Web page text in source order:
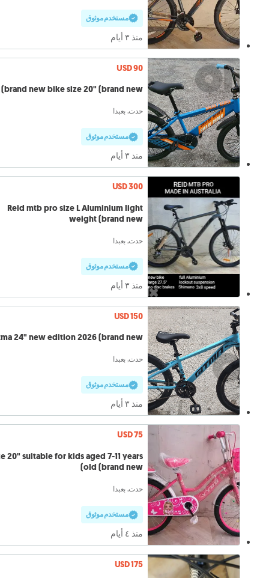
مستخدم موثوق
منذ ٣ أيام
USD 90
brand new bike size 20" (brand new)
حدت, بعبدا
مستخدم موثوق
منذ ٣ أيام
USD 300
Reid mtb pro size L Aluminium light
weight (brand new
حدت, بعبدا
مستخدم موثوق
منذ ٣ أيام
USD 150
24" new edition 2026 (brand new)
حدت, بعبدا
مستخدم موثوق
منذ ٣ أيام
USD 75
20" suitable for kids aged 7-11 years
old (brand new)
حدت, بعبدا
مستخدم موثوق
منذ ٤ أيام
USD 175